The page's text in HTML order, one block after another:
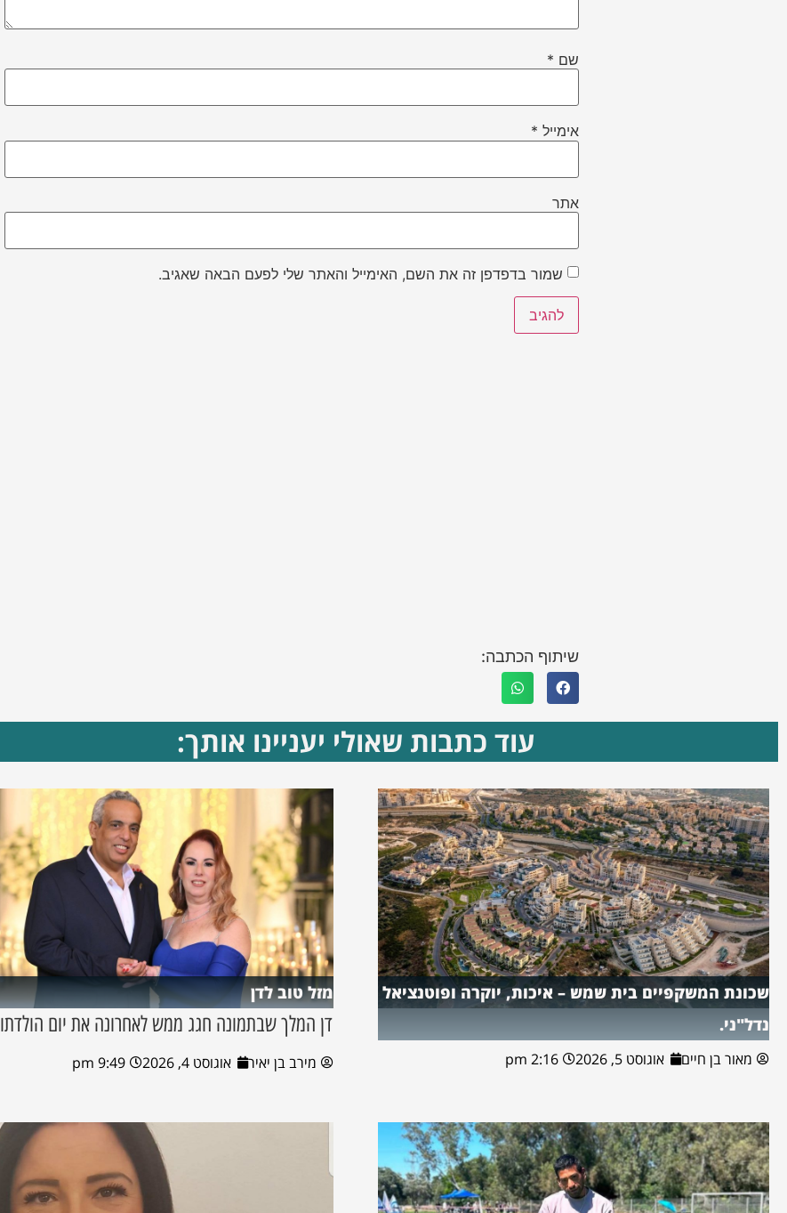
שם *
אימייל *
אתר
שמור בדפדפן זה את השם, האימייל והאתר שלי לפעם הבאה שאגיב.
שיתוף הכתבה:
עוד כתבות שאולי יעניינו אותך:
שכונת המשקפיים בית שמש – איכות, יוקרה ופוטנציאל
נדל"ני.
מאור בן חיים אוגוסט 5, 2026 2:16 pm
מזל טוב לדן
דן המלך שבתמונה חגג ממש לאחרונה את יום הולדתו
מירב בן יאיר אוגוסט 4, 2026 9:49 pm